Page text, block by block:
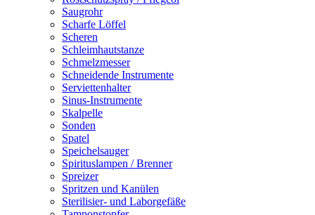
Saugrohr
Scharfe Löffel
Scheren
Schleimhautstanze
Schmelzmesser
Schneidende Instrumente
Serviettenhalter
Sinus-Instrumente
Skalpelle
Sonden
Spatel
Speichelsauger
Spirituslampen / Brenner
Spreizer
Spritzen und Kanülen
Sterilisier- und Laborgefäße